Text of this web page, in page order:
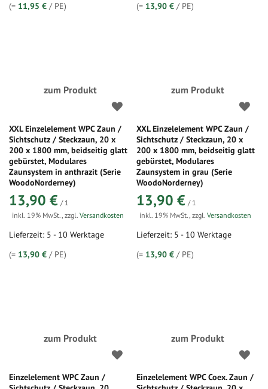
(= 11,95 € / PE)
(= 13,90 € / PE)
zum Produkt
XXL Einzelelement WPC Zaun /
Sichtschutz / Steckzaun, 20 x
200 x 1800 mm, beidseitig glatt
gebürstet, Modulares
Zaunsystem in anthrazit (Serie
WoodoNorderney)
13,90 € / 1
inkl. 19% MwSt., zzgl. Versandkosten
Lieferzeit: 5 - 10 Werktage
(= 13,90 € / PE)
zum Produkt
XXL Einzelelement WPC Zaun /
Sichtschutz / Steckzaun, 20 x
200 x 1800 mm, beidseitig glatt
gebürstet, Modulares
Zaunsystem in grau (Serie
WoodoNorderney)
13,90 € / 1
inkl. 19% MwSt.,zzgl.Versandkosten
Lieferzeit: 5 - 10 Werktage
(= 13,90 € / PE)
zum Produkt
Einzelelement WPC Zaun /
zum Produkt
Einzelelement WPC Coex. Zaun /